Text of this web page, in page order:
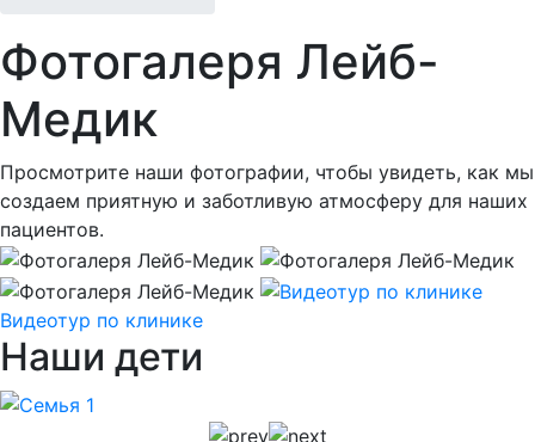
Фотогалеря Лейб-
Медик
Просмотрите наши фотографии, чтобы увидеть, как мы
создаем приятную и заботливую атмосферу для наших
пациентов.
Видеотур по клинике
Наши дети